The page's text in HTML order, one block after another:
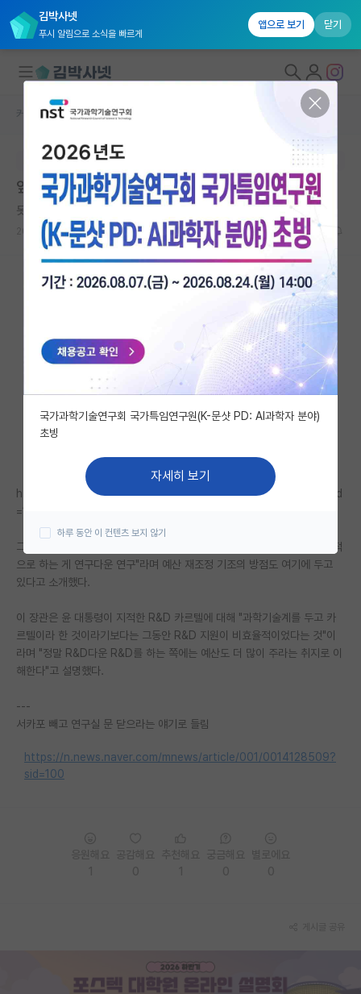
김박사넷
푸시 알림으로 소식을 빠르게
앱으로 보기 닫기
연구실&오픈랩
커뮤니티
커뮤니티 홈
IF 명예의전당
자유 게시판(아무개랩)
미국 유학 게시판
미국 대학원 합격 후기 게시판
대학원생 모집 게시판
연구실(PI) 홍보 게시판
석박사 채용 정보 게시판
임용 정보 게시판
학부 인턴 게시판
임용 후기 게시판
인문사회 계열 게시판
커뮤니티 홈 자유 게시판(아무개랩)
본문이 수정되지 않는 박제글입니다.
앞으로 인건비 줄겠는데...
못된 찰스 다윈
2023.08.14 11 3203
https://n.news.naver.com/mnews/article/001/0014128509?sid
=100
그는 "세계 최고·국내 최고 수준 연구, 국제협력, 청년 과학인 육성을 중점적
으로 하는 게 연구다운 연구"라며 예산 재조정 기조의 방점도 여기에 두고
있다고 소개했다.
이 장관은 윤 대통령이 지적한 R&D 카르텔에 대해 "과학기술계를 두고 카
르텔이라 한 것이라기보다는 그동안 R&D 지원이 비효율적이었다는 것"이
라며 "정말 R&D다운 R&D를 하는 쪽에는 예산도 더 많이 주라는 취지로 이
해한다"고 설명했다.
---
서카포 빼고 연구실 문 닫으라는 얘기로 들림
https://n.news.naver.com/mnews/article/001/0014128509?
sid=100
국가과학기술연구회 국가특임연구원(K-문샷 PD: AI과학자 분야)
초빙
자세히 보기
하루 동안 이 컨텐츠 보지 않기